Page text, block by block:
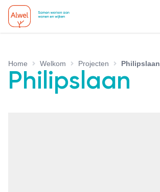
Home Welkom Projecten Philipslaan
Philipslaan